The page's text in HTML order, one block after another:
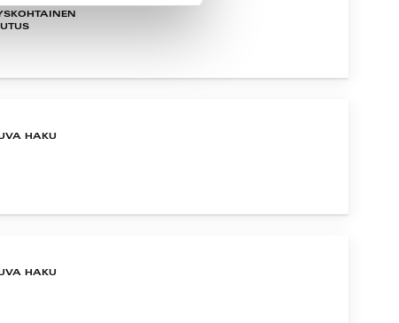
HAKU
HAKU